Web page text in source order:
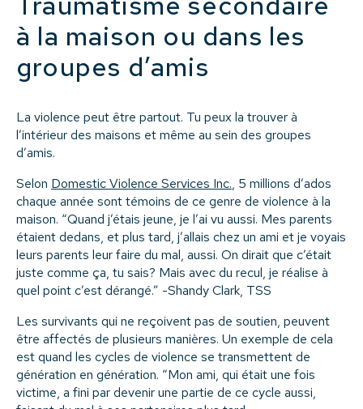
à la maison ou dans les
groupes d’amis
La violence peut être partout. Tu peux la trouver à
l’intérieur des maisons et même au sein des groupes
d’amis.
Selon Domestic Violence Services Inc., 5 millions d’ados
chaque année sont témoins de ce genre de violence à la
maison. “Quand j’étais jeune, je l’ai vu aussi. Mes parents
étaient dedans, et plus tard, j’allais chez un ami et je voyais
leurs parents leur faire du mal, aussi. On dirait que c’était
juste comme ça, tu sais? Mais avec du recul, je réalise à
quel point c’est dérangé.” -Shandy Clark, TSS
Les survivants qui ne reçoivent pas de soutien, peuvent
être affectés de plusieurs manières. Un exemple de cela
est quand les cycles de violence se transmettent de
génération en génération. “Mon ami, qui était une fois
victime, a fini par devenir une partie de ce cycle aussi,